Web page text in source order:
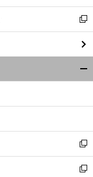
開
く
新
し
い
ウ
ィ
ン
ウ
開
く
新
し
い
新